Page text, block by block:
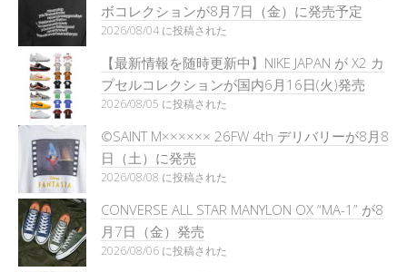
ボコレクションが8月7日（金）に発売予定
2026/08/04 に投稿された
【最新情報を随時更新中】NIKE JAPAN が X2 カ
プセルコレクションが国内6月16日(火)発売
2026/08/05 に投稿された
©SAINT M×××××× 26FW 4th デリバリーが8月8
日（土）に発売
2026/08/08 に投稿された
CONVERSE ALL STAR MANYLON OX “MA-1” が8
月7日（金）発売
2026/08/06 に投稿された